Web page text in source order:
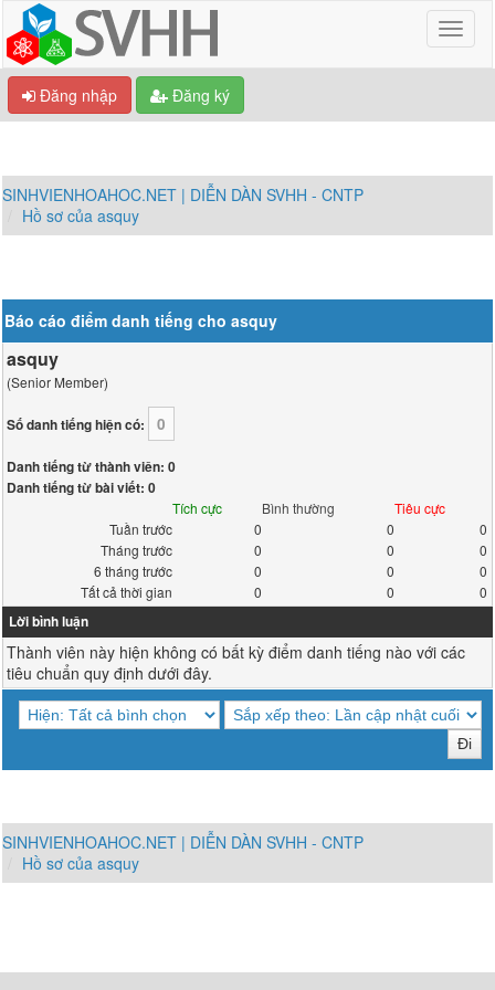
Đăng nhập Đăng ký
SINHVIENHOAHOC.NET | DIỄN DÀN SVHH - CNTP
Hồ sơ của asquy
Báo cáo điểm danh tiếng cho asquy
asquy
(Senior Member)
Số danh tiếng hiện có: 0
Danh tiếng từ thành viên: 0
Danh tiếng từ bài viết: 0
Tích cực
Bình thường
Tiêu cực
Tuần trước
0 0
0
Tháng trước
0 0
0
6 tháng trước
0 0
0
Tất cả thời gian
0 0
0
Lời bình luận
Thành viên này hiện không có bất kỳ điểm danh tiếng nào với các
tiêu chuẩn quy định dưới đây.
SINHVIENHOAHOC.NET | DIỄN DÀN SVHH - CNTP
Hồ sơ của asquy